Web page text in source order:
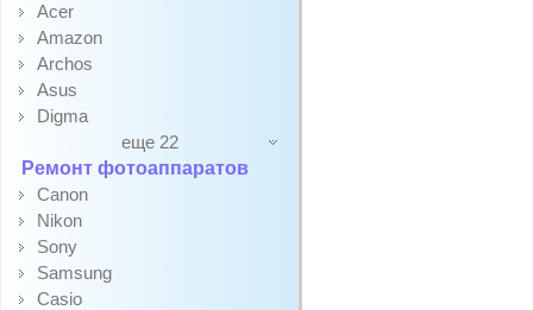
Acer
Amazon
Archos
Asus
Digma
еще 22
Ремонт фотоаппаратов
Canon
Nikon
Sony
Samsung
Casio